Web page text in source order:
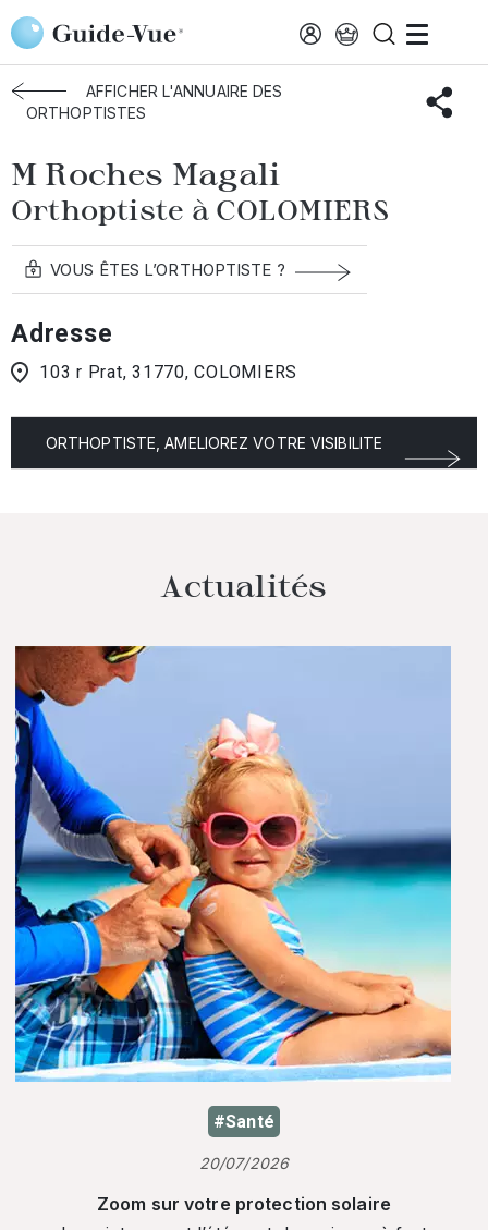
Aller au contenu principal
Accueil Annuaire des orthoptistes Colomiers Roches Magali
AFFICHER L'ANNUAIRE DES
ORTHOPTISTES
M Roches Magali
Orthoptiste à COLOMIERS
VOUS ÊTES L’ORTHOPTISTE ?
Adresse
103 r Prat, 31770, COLOMIERS
ORTHOPTISTE, AMELIOREZ VOTRE VISIBILITE
Actualités
#Santé
20/07/2026
Zoom sur votre protection solaire